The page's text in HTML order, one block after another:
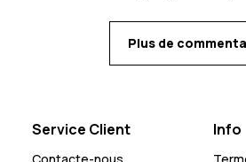
Plus de
Service Client Info